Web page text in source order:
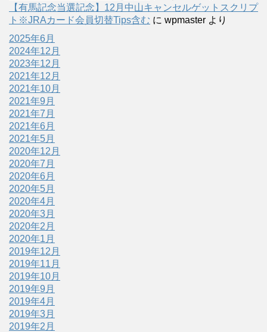
【有馬記念当選記念】12月中山キャンセルゲットスクリプ
ト※JRAカード会員切替Tips含む に wpmaster より
2025年6月
2024年12月
2023年12月
2021年12月
2021年10月
2021年9月
2021年7月
2021年6月
2021年5月
2020年12月
2020年7月
2020年6月
2020年5月
2020年4月
2020年3月
2020年2月
2020年1月
2019年12月
2019年11月
2019年10月
2019年9月
2019年4月
2019年3月
2019年2月